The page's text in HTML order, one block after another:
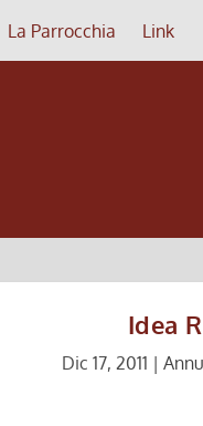
La Parrocchia Link
Idea
Dic 17, 2011 |